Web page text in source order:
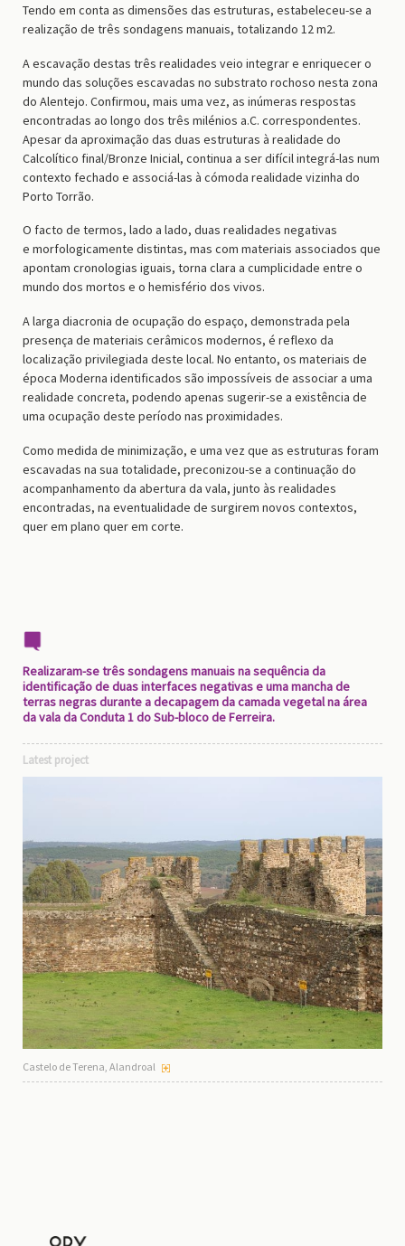
Tendo em conta as dimensões das estruturas, estabeleceu-se a
realização de três sondagens manuais, totalizando 12 m2.
A escavação destas três realidades veio integrar e enriquecer o
mundo das soluções escavadas no substrato rochoso nesta zona
do Alentejo. Confirmou, mais uma vez, as inúmeras respostas
encontradas ao longo dos três milénios a.C. correspondentes.
Apesar da aproximação das duas estruturas à realidade do
Calcolítico final/Bronze Inicial, continua a ser difícil integrá-las num
contexto fechado e associá-las à cómoda realidade vizinha do
Porto Torrão.
O facto de termos, lado a lado, duas realidades negativas
e morfologicamente distintas, mas com materiais associados que
apontam cronologias iguais, torna clara a cumplicidade entre o
mundo dos mortos e o hemisfério dos vivos.
A larga diacronia de ocupação do espaço, demonstrada pela
presença de materiais cerâmicos modernos, é reflexo da
localização privilegiada deste local. No entanto, os materiais de
época Moderna identificados são impossíveis de associar a uma
realidade concreta, podendo apenas sugerir-se a existência de
uma ocupação deste período nas proximidades.
Como medida de minimização, e uma vez que as estruturas foram
escavadas na sua totalidade, preconizou-se a continuação do
acompanhamento da abertura da vala, junto às realidades
encontradas, na eventualidade de surgirem novos contextos,
quer em plano quer em corte.
Realizaram-se três sondagens manuais na sequência da
identificação de duas interfaces negativas e uma mancha de
terras negras durante a decapagem da camada vegetal na área
da vala da Conduta 1 do Sub-bloco de Ferreira.
Latest project
Castelo de Terena, Alandroal